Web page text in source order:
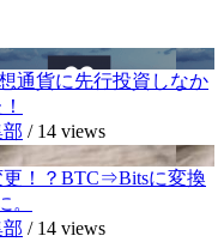
通貨に先行投資しなか
/ 14 views
更！？BTC⇒Bitsに変換
。
/ 14 views